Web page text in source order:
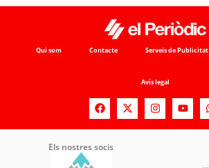
Qui som Contacte Serveis de Publicitat
Avís legal
Els nostres socis